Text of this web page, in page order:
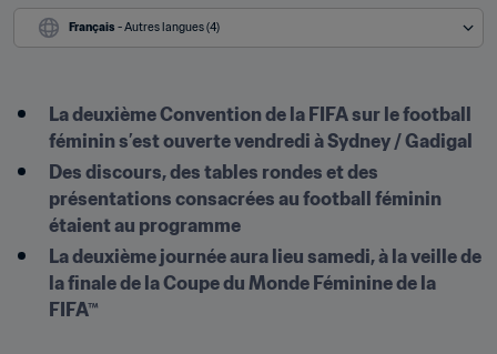
Français - Autres langues (4)
La deuxième Convention de la FIFA sur le football
féminin s’est ouverte vendredi à Sydney / Gadigal
Des discours, des tables rondes et des
présentations consacrées au football féminin
étaient au programme
La deuxième journée aura lieu samedi, à la veille de
la finale de la Coupe du Monde Féminine de la
FIFA™